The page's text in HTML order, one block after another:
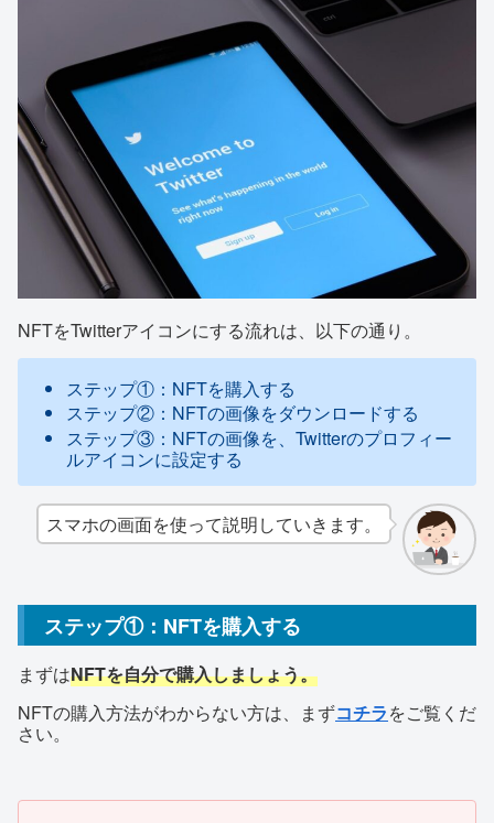
NFTをTwitterアイコンにする流れは、以下の通り。
ステップ①：NFTを購入する
ステップ②：NFTの画像をダウンロードする
ステップ③：NFTの画像を、Twitterのプロフィー
ルアイコンに設定する
スマホの画面を使って説明していきます。
ステップ①：NFTを購入する
まずはNFTを自分で購入しましょう。
NFTの購入方法がわからない方は、まずコチラをご覧くだ
さい。